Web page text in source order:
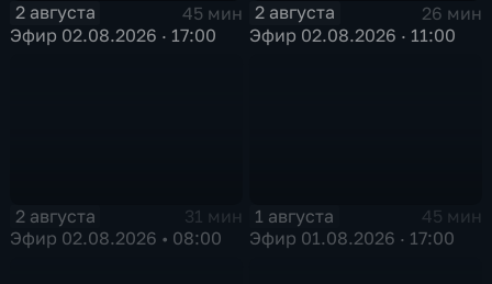
2 августа
45 мин
Эфир 02.08.2026 · 17:00
2 августа
26 мин
Эфир 02.08.2026 · 11:00
2 августа
31 мин
Эфир 02.08.2026 • 08:00
1 августа
45 мин
Эфир 01.08.2026 · 17:00